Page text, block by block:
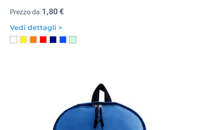
Prezzo da:1,80 €
Vedi dettagli >